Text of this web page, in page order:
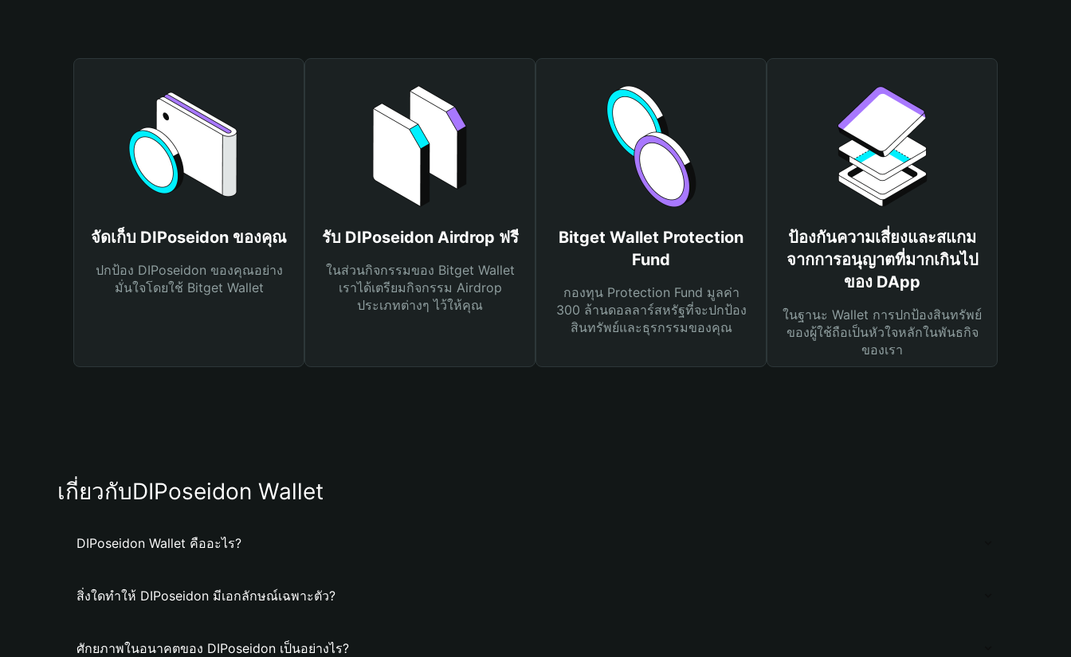
จัดเก็บ DIPoseidon ของคุณ
ปกป้อง DIPoseidon ของคุณอย่าง
มั่นใจโดยใช้ Bitget Wallet
รับ DIPoseidon Airdrop ฟรี
ในส่วนกิจกรรมของ Bitget Wallet
เราได้เตรียมกิจกรรม Airdrop
ประเภทต่างๆ ไว้ให้คุณ
Bitget Wallet Protection
Fund
กองทุน Protection Fund มูลค่า
300 ล้านดอลลาร์สหรัฐที่จะปกป้อง
สินทรัพย์และธุรกรรมของคุณ
ป้องกันความเสี่ยงและสแกม
จากการอนุญาตที่มากเกินไป
ของ DApp
ในฐานะ Wallet การปกป้องสินทรัพย์
ของผู้ใช้ถือเป็นหัวใจหลักในพันธกิจ
ของเรา
เกี่ยวกับDIPoseidon Wallet
DIPoseidon Wallet คืออะไร?
สิ่งใดทำให้ DIPoseidon มีเอกลักษณ์เฉพาะตัว?
ศักยภาพในอนาคตของ DIPoseidon เป็นอย่างไร?